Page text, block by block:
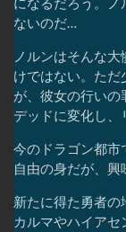
ないのだ…
ノルンはそんな
けではない。た
が、彼女の行いの
デッドに変化し、
今のドラゴン都市
自由の身だが、興
新たに得た勇者の
カルマやハイア